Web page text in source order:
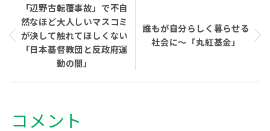
「辺野古転覆事故」で不自
然なほど大人しいマスコミ
が決して触れてほしくない
「日本基督教団と反政府運
動の闇」
誰もが自分らしく暮らせる
社会に～「丸紅基金」